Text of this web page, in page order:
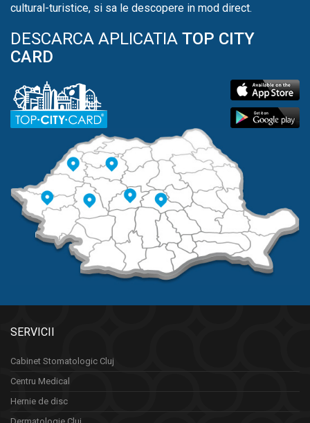
cultural-turistice, si sa le descopere in mod direct.
DESCARCA APLICATIA TOP CITY
CARD
SERVICII
Cabinet Stomatologic Cluj
Centru Medical
Hernie de disc